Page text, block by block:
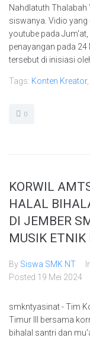
Nahdlatuth Thalabah
siswanya. Vidio
youtube pada
penayangan pada
tersebut di inisiasi
Tags: Konten Kreator,
0
KORWIL
HALAL
DI JEMBER
MUSIK ETNIK
By Siswa SMK NT
Posted 19 Mei 2024
smkntyasinat - Tim
Timur III bersama
bihalal santri dan